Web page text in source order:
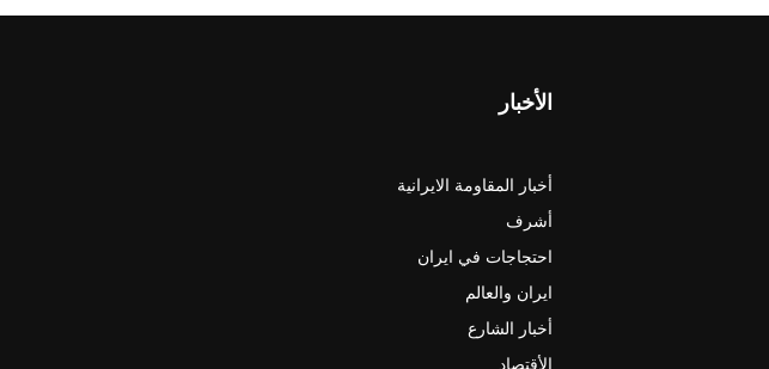
الأخبار
أخبار المقاومة الايرانية
أشرف
احتجاجات في ايران
ايران والعالم
أخبار الشارع
الأقتصاد